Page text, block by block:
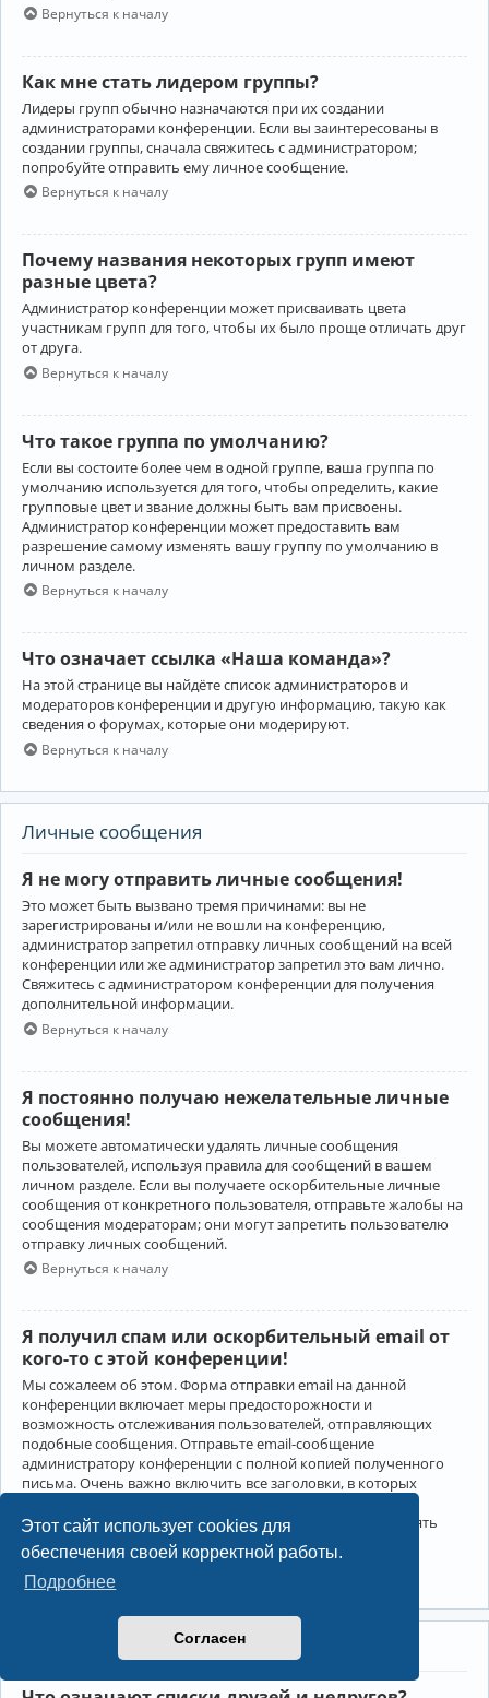
Этот сайт использует cookies для
обеспечения своей корректной работы.
Подробнее
Согласен
Вернуться к началу
Как мне стать лидером группы?
Лидеры групп обычно назначаются при их создании
администраторами конференции. Если вы заинтересованы в
создании группы, сначала свяжитесь с администратором;
попробуйте отправить ему личное сообщение.
Вернуться к началу
Почему названия некоторых групп имеют
разные цвета?
Администратор конференции может присваивать цвета
участникам групп для того, чтобы их было проще отличать друг
от друга.
Вернуться к началу
Что такое группа по умолчанию?
Если вы состоите более чем в одной группе, ваша группа по
умолчанию используется для того, чтобы определить, какие
групповые цвет и звание должны быть вам присвоены.
Администратор конференции может предоставить вам
разрешение самому изменять вашу группу по умолчанию в
личном разделе.
Вернуться к началу
Что означает ссылка «Наша команда»?
На этой странице вы найдёте список администраторов и
модераторов конференции и другую информацию, такую как
сведения о форумах, которые они модерируют.
Вернуться к началу
Личные сообщения
Я не могу отправить личные сообщения!
Это может быть вызвано тремя причинами: вы не
зарегистрированы и/или не вошли на конференцию,
администратор запретил отправку личных сообщений на всей
конференции или же администратор запретил это вам лично.
Свяжитесь с администратором конференции для получения
дополнительной информации.
Вернуться к началу
Я постоянно получаю нежелательные личные
сообщения!
Вы можете автоматически удалять личные сообщения
пользователей, используя правила для сообщений в вашем
личном разделе. Если вы получаете оскорбительные личные
сообщения от конкретного пользователя, отправьте жалобы на
сообщения модераторам; они могут запретить пользователю
отправку личных сообщений.
Вернуться к началу
Я получил спам или оскорбительный email от
кого-то с этой конференции!
Мы сожалеем об этом. Форма отправки email на данной
конференции включает меры предосторожности и
возможность отслеживания пользователей, отправляющих
подобные сообщения. Отправьте email-сообщение
администратору конференции с полной копией полученного
письма. Очень важно включить все заголовки, в которых
Администратор конференции сможет в этом случае принять
меры.
Друзья и недруги